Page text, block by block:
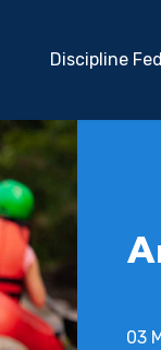
Discipline
03